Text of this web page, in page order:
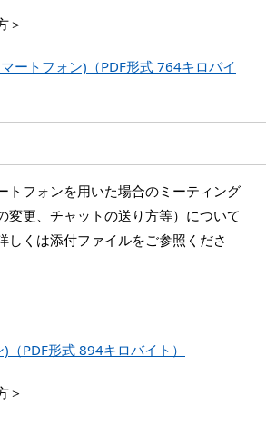
＞
ートフォン)（PDF形式 764キロバイ
トフォンを用いた場合のミーティング
変更、チャットの送り方等）について
しくは添付ファイルをご参照くださ
（PDF形式 894キロバイト）
＞